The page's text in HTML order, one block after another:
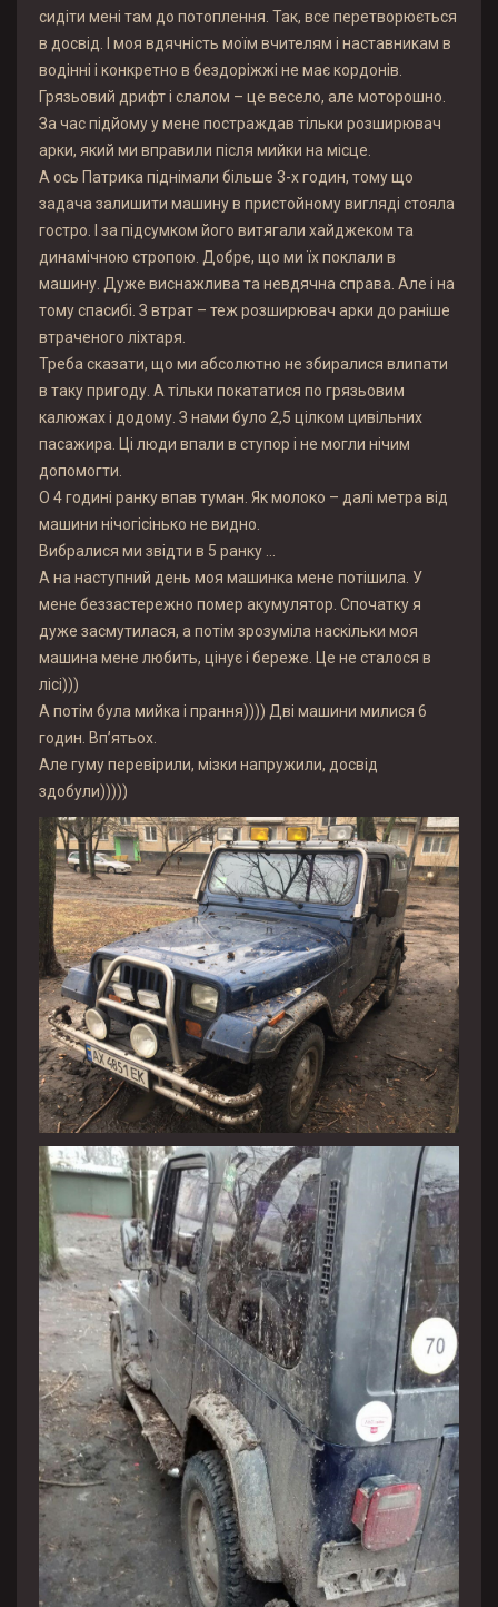
сидіти мені там до потоплення. Так, все перетворюється
в досвід. І моя вдячність моїм вчителям і наставникам в
водінні і конкретно в бездоріжжі не має кордонів.
Грязьовий дрифт і слалом – це весело, але моторошно.
За час підйому у мене постраждав тільки розширювач
арки, який ми вправили після мийки на місце.
А ось Патрика піднімали більше 3-х годин, тому що
задача залишити машину в пристойному вигляді стояла
гостро. І за підсумком його витягали хайджеком та
динамічною стропою. Добре, що ми їх поклали в
машину. Дуже виснажлива та невдячна справа. Але і на
тому спасибі. З втрат – теж розширювач арки до раніше
втраченого ліхтаря.
Треба сказати, що ми абсолютно не збиралися влипати
в таку пригоду. А тільки покататися по грязьовим
калюжах і додому. З нами було 2,5 цілком цивільних
пасажира. Ці люди впали в ступор і не могли нічим
допомогти.
О 4 годині ранку впав туман. Як молоко – далі метра від
машини нічогісінько не видно.
Вибралися ми звідти в 5 ранку …
А на наступний день моя машинка мене потішила. У
мене беззастережно помер акумулятор. Спочатку я
дуже засмутилася, а потім зрозуміла наскільки моя
машина мене любить, цінує і береже. Це не сталося в
лісі)))
А потім була мийка і прання)))) Дві машини милися 6
годин. Вп’ятьох.
Але гуму перевірили, мізки напружили, досвід
здобули)))))